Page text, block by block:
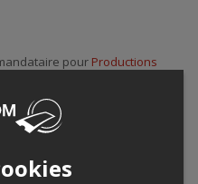
pour Productions
cet événement, veuillez
Productions Nuits d'Afrique